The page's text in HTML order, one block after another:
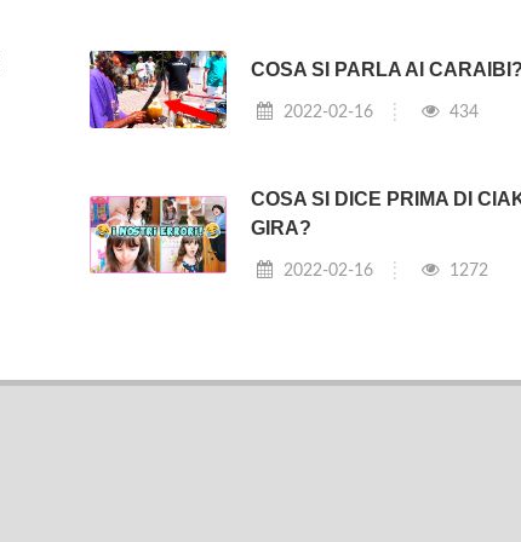
COSA SI PARLA AI
2022-02-16 434
COSA SI DICE PRIMA DI
GIRA?
2022-02-16 1272